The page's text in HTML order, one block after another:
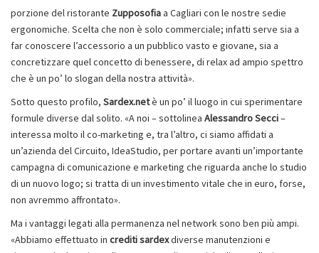
porzione del ristorante Zupposofiaa Cagliari con le nostre sedie
ergonomiche. Scelta che non è solo commerciale; infatti serve sia a
far conoscere l’accessorio a un pubblico vasto e giovane, sia a
concretizzare quel concetto di benessere, di relax ad ampio spettro
che è un po’ lo slogan della nostra attività».
Sotto questo profilo, Sardex.netè un po’ il luogo in cui sperimentare
formule diverse dal solito. «A noi – sottolinea Alessandro Secci–
interessa molto il co-marketing e, tra l’altro, ci siamo affidati a
un’azienda del Circuito, IdeaStudio, per portare avanti un’importante
campagna di comunicazione e marketing che riguarda anche lo studio
di un nuovo logo; si tratta di un investimento vitale che in euro, forse,
non avremmo affrontato».
Ma i vantaggi legati alla permanenza nel network sono ben più ampi.
«Abbiamo effettuato in creditisardexdiverse manutenzioni e